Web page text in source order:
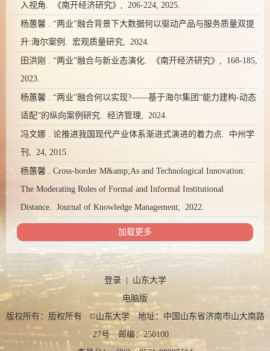
入视角. 《南开经济研究》, 206-224, 2025.
杨蕙馨 . “两业”融合背景下大数据何以驱动产品与服务质量双提
升:海尔案例. 宏观质量研究, 2024.
田洪刚 . “两业”融合与新业态演化. 《南开经济研究》, 168-185,
2023.
杨蕙馨 . “两业”融合何以实现?——基于海尔集团“能力建构-动态
适配”的纵向案例研究. 经济管理, 2024.
冯文娜 . 论推进我国现代产业体系渐进式演进的着力点. 中州学
刊, 24, 2015.
杨蕙馨 . Cross-border M&amp;As and Technological Innovation:
The Moderating Roles of Formal and Informal Institutional
Distance. Journal of Knowledge Management, 2022.
加载更多
登录| 山东大学
电脑版
版权所有：版权所有 ©山东大学 地址：中国山东省济南市山大南路
27号 邮编：250100